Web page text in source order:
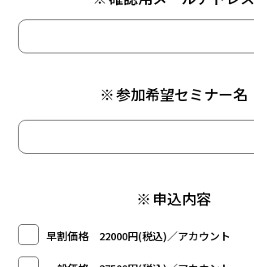
参加希望セミナー名
※
申込内容
※
早割価格 22000円(税込)／アカウント